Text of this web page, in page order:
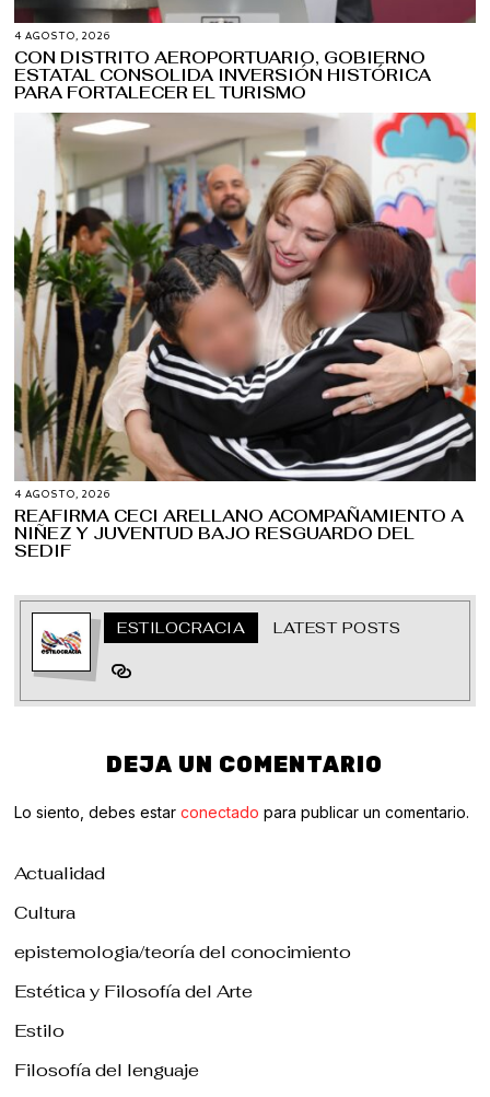
4 AGOSTO, 2026
CON DISTRITO AEROPORTUARIO, GOBIERNO
ESTATAL CONSOLIDA INVERSIÓN HISTÓRICA
PARA FORTALECER EL TURISMO
4 AGOSTO, 2026
REAFIRMA CECI ARELLANO ACOMPAÑAMIENTO A
NIÑEZ Y JUVENTUD BAJO RESGUARDO DEL
SEDIF
ESTILOCRACIA LATEST POSTS
DEJA UN COMENTARIO
Lo siento, debes estarconectado para publicar un comentario.
Actualidad
Cultura
epistemologia/teoría del conocimiento
Estética y Filosofía del Arte
Estilo
Filosofía del lenguaje